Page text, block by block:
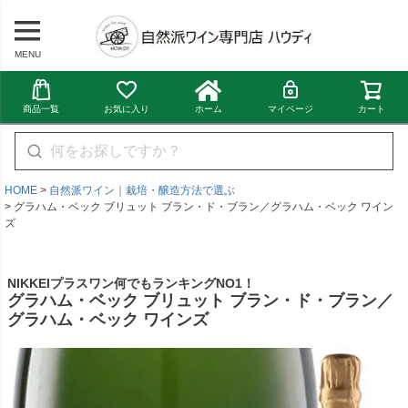
MENU
商品一覧 お気に入り ホーム マイページ カート
HOME
自然派ワイン｜栽培・醸造方法で選ぶ
グラハム・ベック ブリュット ブラン・ド・ブラン／グラハム・ベック ワイン
ズ
NIKKEIプラスワン何でもランキングNO1！
グラハム・ベック ブリュット ブラン・ド・ブラン／
グラハム・ベック ワインズ